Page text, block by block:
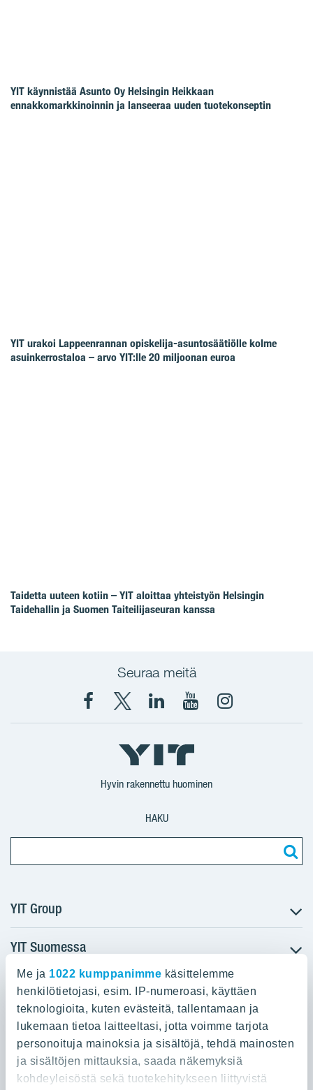
Me ja 1022 kumppanimme käsittelemme
henkilötietojasi, esim. IP-numeroasi, käyttäen
teknologioita, kuten evästeitä, tallentamaan ja
lukemaan tietoa laitteeltasi, jotta voimme tarjota
personoituja mainoksia ja sisältöjä, tehdä mainosten
ja sisältöjen mittauksia, saada näkemyksiä
kohdeyleisöstä sekä tuotekehitykseen liittyvistä
YIT käynnistää Asunto Oy Helsingin Heikkaan
ennakkomarkkinoinnin ja lanseeraa uuden tuotekonseptin
YIT urakoi Lappeenrannan opiskelija-asuntosäätiölle kolme
asuinkerrostaloa – arvo YIT:lle 20 miljoonan euroa
Taidetta uuteen kotiin – YIT aloittaa yhteistyön Helsingin
Taidehallin ja Suomen Taiteilijaseuran kanssa
Seuraa meitä
Facebook
X
YIT
Suomi
YIT
Corporation
YIT
Corporation
Instagram
Hyvin rakennettu huominen
HAKU
YIT Group
Tietoa YIT:stä
Töihin meille
Sijoittajat
Projektit
Media
Yhteystiedot
YIT Suomessa
Myytävät asunnot
Vuokrattavat toimitilat
Kiinteistösijoittaminen
Infrarakentaminen
Toimitilarakentaminen
YIT:n pääkonttori
Panuntie 11, PL 36, 00620 Helsinki
020 433 111